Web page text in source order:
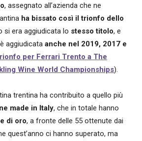
, assegnato all’azienda che ne
ha bissato così il trionfo dello
si era aggiudicata lo stesso titolo, e
aggiudicata anche nel 2019, 2017 e
per Ferrari Trento a The
Wine World Championships).
trentina ha contribuito a quello più
made in Italy, che in totale hanno
di oro, a fronte delle 55 ottenute dai
quest’anno ci hanno superato, ma